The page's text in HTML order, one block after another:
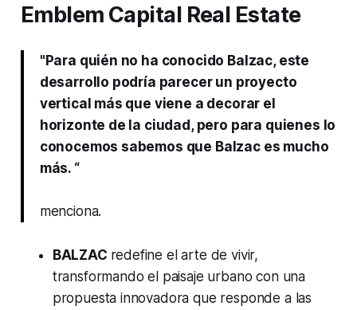
Emblem Capital Real Estate
"Para quién no ha conocido Balzac, este
desarrollo podría parecer un proyecto
vertical más que viene a decorar el
horizonte de la ciudad, pero para quienes lo
conocemos sabemos que Balzac es mucho
más. “
menciona.
BALZAC redefine el arte de vivir,
transformando el paisaje urbano con una
propuesta innovadora que responde a las